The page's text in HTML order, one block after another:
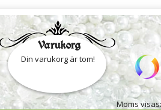
Moms visas:
Varukorg
Din varukorg är tom!